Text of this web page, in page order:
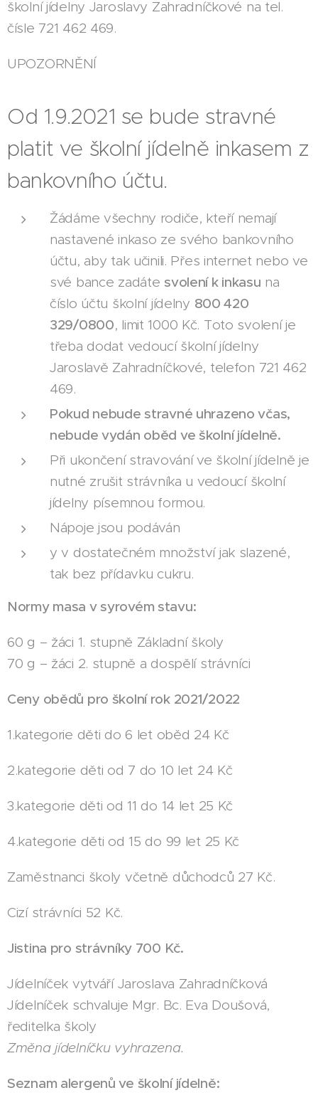
školní jídelny Jaroslavy Zahradníčkové na tel.
čísle 721 462 469.
UPOZORNĚNÍ
Od 1.9.2021 se bude stravné
platit ve školní jídelně inkasem z
bankovního účtu.
Žádáme všechny rodiče, kteří nemají
nastavené inkaso ze svého bankovního
účtu, aby tak učinili. Přes internet nebo ve
své bance zadátesvolení k inkasu na
číslo účtu školní jídelny 800 420
329/0800, limit 1000 Kč. Toto svolení je
třeba dodat vedoucí školní jídelny
Jaroslavě Zahradníčkové, telefon 721 462
469.
Pokud nebude stravné uhrazeno včas,
nebude vydán oběd ve školní jídelně.
Při ukončení stravování ve školní jídelně je
nutné zrušit strávníka u vedoucí školní
jídelny písemnou formou.
Nápoje jsou podáván
y v dostatečném množství jak slazené,
tak bez přídavku cukru.
Normy masa v syrovém stavu:
60 g – žáci 1. stupně Základní školy
70 g – žáci 2. stupně a dospělí strávníci
Ceny obědů pro školní rok 2021/2022
1.kategorie děti do 6 let oběd 24 Kč
2.kategorie děti od 7 do 10 let 24 Kč
3.kategorie děti od 11 do 14 let 25 Kč
4.kategorie děti od 15 do 99 let 25 Kč
Zaměstnanci školy včetně důchodců 27 Kč.
Cizí strávníci 52 Kč.
Jistina pro strávníky 700 Kč.
Jídelníček vytváří Jaroslava Zahradníčková
Jídelníček schvaluje Mgr. Bc. Eva Doušová,
ředitelka školy
Změna jídelníčku vyhrazena.
Seznam alergenů ve školní jídelně: